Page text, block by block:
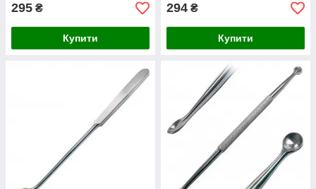
295 ₴
Купити
294 ₴
Купити